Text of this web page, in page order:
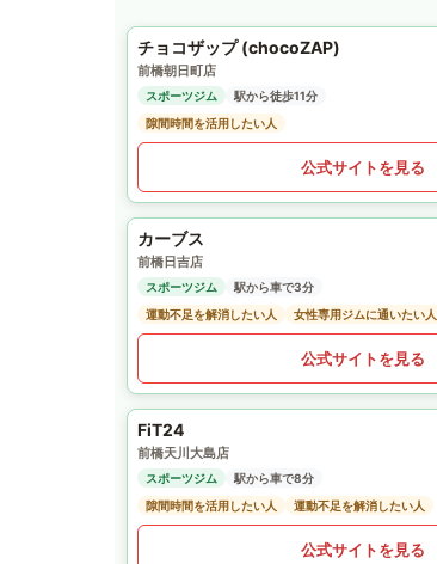
チョコザップ (chocoZAP)
前橋朝日町店
スポーツジム
駅から徒歩11分
隙間時間を活用したい人
公式サイトを見る
カーブス
前橋日吉店
スポーツジム
駅から車で3分
運動不足を解消したい人
女性専用ジムに通いたい人
公式サイトを見る
FiT24
前橋天川大島店
スポーツジム
駅から車で8分
隙間時間を活用したい人
運動不足を解消したい人
公式サイトを見る